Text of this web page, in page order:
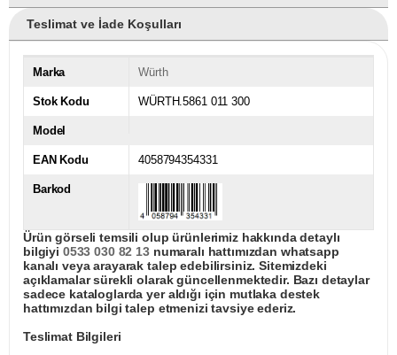
Teslimat ve İade Koşulları
Marka Würth
Stok Kodu WÜRTH.5861 011 300
Model
EAN Kodu 4058794354331
Barkod
Ürün görseli temsili olup ürünlerimiz hakkında detaylı
bilgiyi 0533 030 82 13numaralı hattımızdan whatsapp
kanalı veya arayarak talep edebilirsiniz. Sitemizdeki
açıklamalar sürekli olarak güncellenmektedir. Bazı detaylar
sadece kataloglarda yer aldığı için mutlaka destek
hattımızdan bilgi talep etmenizi tavsiye ederiz.
Teslimat Bilgileri